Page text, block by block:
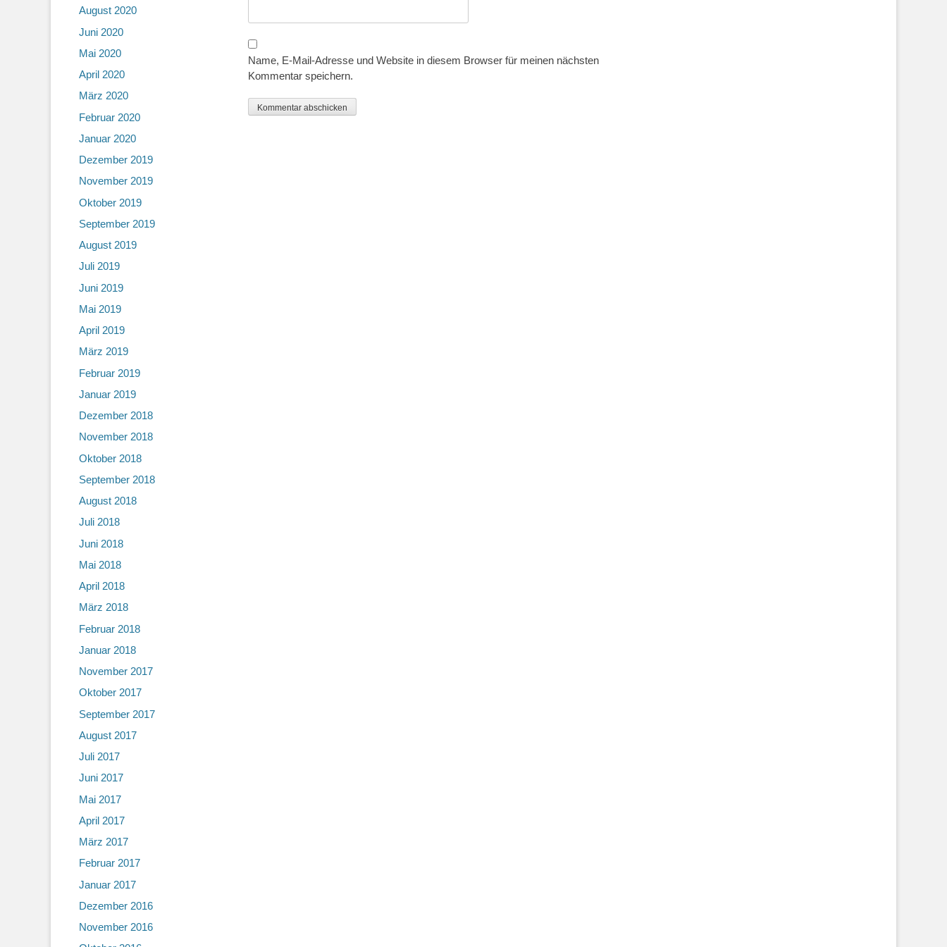
Name, E-Mail-Adresse und Website in diesem Browser für meinen nächsten
Kommentar speichern.
August 2020
Juni 2020
Mai 2020
April 2020
März 2020
Februar 2020
Januar 2020
Dezember 2019
November 2019
Oktober 2019
September 2019
August 2019
Juli 2019
Juni 2019
Mai 2019
April 2019
März 2019
Februar 2019
Januar 2019
Dezember 2018
November 2018
Oktober 2018
September 2018
August 2018
Juli 2018
Juni 2018
Mai 2018
April 2018
März 2018
Februar 2018
Januar 2018
November 2017
Oktober 2017
September 2017
August 2017
Juli 2017
Juni 2017
Mai 2017
April 2017
März 2017
Februar 2017
Januar 2017
Dezember 2016
November 2016